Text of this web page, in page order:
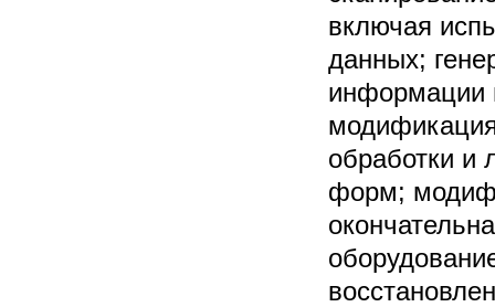
включая
данных;
информации
обработки и
форм;